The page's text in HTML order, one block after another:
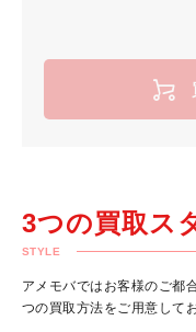
3つの買取ス
STYLE
アメモバではお客様のご都
つの買取方法をご用意して